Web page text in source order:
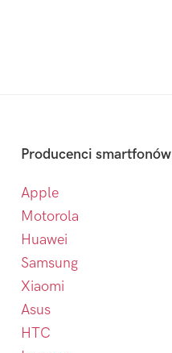
Producenci smartfonów
Apple
Motorola
Huawei
Samsung
Xiaomi
Asus
HTC